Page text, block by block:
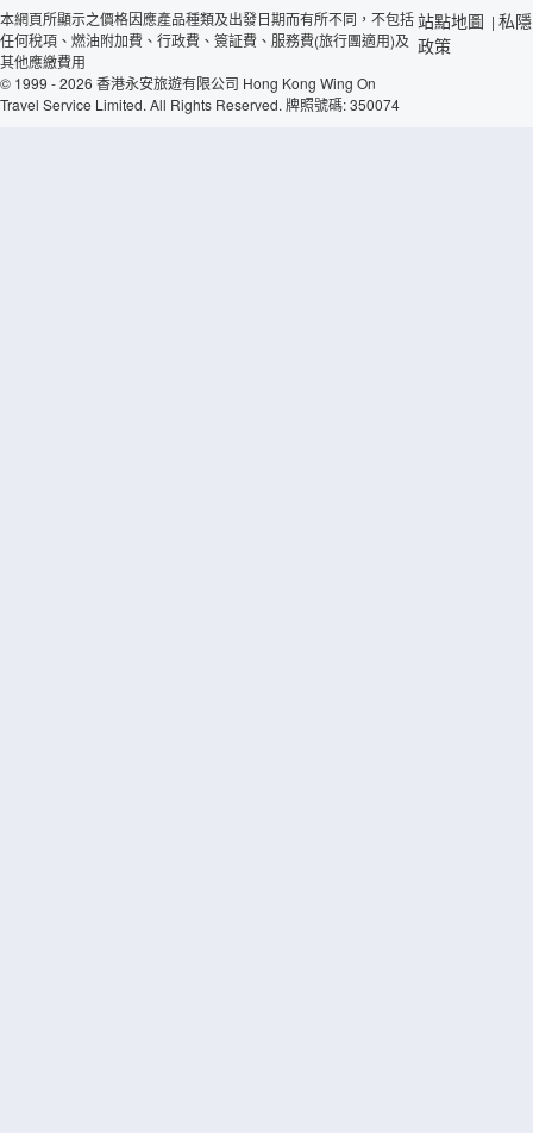
本網頁所顯示之價格因應產品種類及出發日期而有所不同，不包括
任何稅項、燃油附加費、行政費、簽証費、服務費(旅行團適用)及
其他應繳費用
© 1999 - 2026 香港永安旅遊有限公司 Hong Kong Wing On
Travel Service Limited. All Rights Reserved. 牌照號碼: 350074
站點地圖 | 私隱
政策